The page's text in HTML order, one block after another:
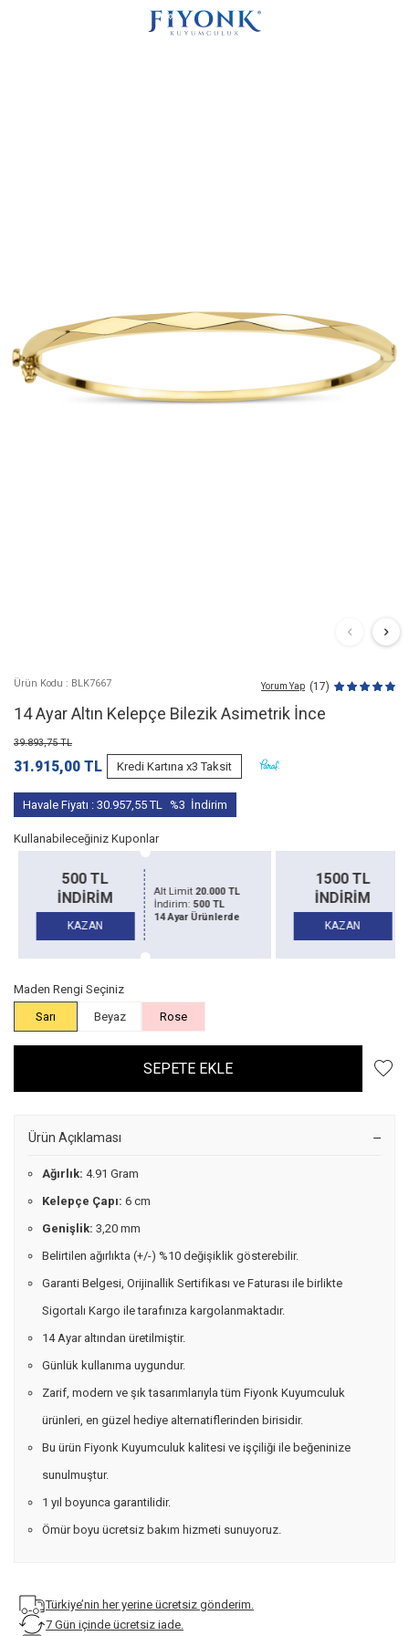
Ürün Kodu : BLK7667 Yorum Yap (17)
14 Ayar Altın Kelepçe Bilezik Asimetrik İnce
39.893,75TL
31.915,00 TL Kredi Kartına x3 Taksit
Havale Fiyatı : 30.957,55TL %3 İndirim
Kullanabileceğiniz Kuponlar
500 TL
İNDİRİM
KAZAN
Alt Limit20.000 TL
İndirim:500 TL
14 Ayar Ürünlerde
1500 TL
İNDİRİM
KAZAN
Maden Rengi Seçiniz
Sarı
Beyaz Rose
SEPETE EKLE
Ürün Açıklaması
Ağırlık: 4.91 Gram
Kelepçe Çapı: 6 cm
Genişlik: 3,20 mm
Belirtilen ağırlıkta (+/-) %10 değişiklik gösterebilir.
Garanti Belgesi, Orijinallik Sertifikası ve Faturası ile birlikte
Sigortalı Kargo ile tarafınıza kargolanmaktadır.
14 Ayar altından üretilmiştir.
Günlük kullanıma uygundur.
Zarif, modern ve şık tasarımlarıyla tüm Fiyonk Kuyumculuk
ürünleri, en güzel hediye alternatiflerinden birisidir.
Bu ürün Fiyonk Kuyumculuk kalitesi ve işçiliği ile beğeninize
sunulmuştur.
1 yıl boyunca garantilidir.
Ömür boyu ücretsiz bakım hizmeti sunuyoruz.
Türkiye’nin her yerine ücretsiz gönderim.
7 Gün içinde ücretsiz iade.